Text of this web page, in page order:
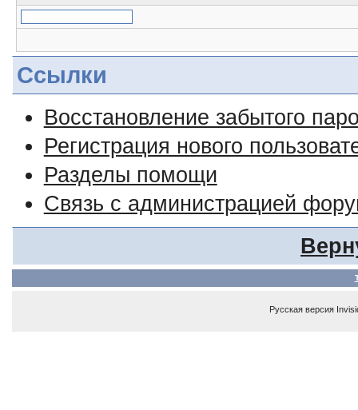
Ссылки
Восстановление забытого
Регистрация нового
Разделы помощи
Связь с администрацией
Русская версия